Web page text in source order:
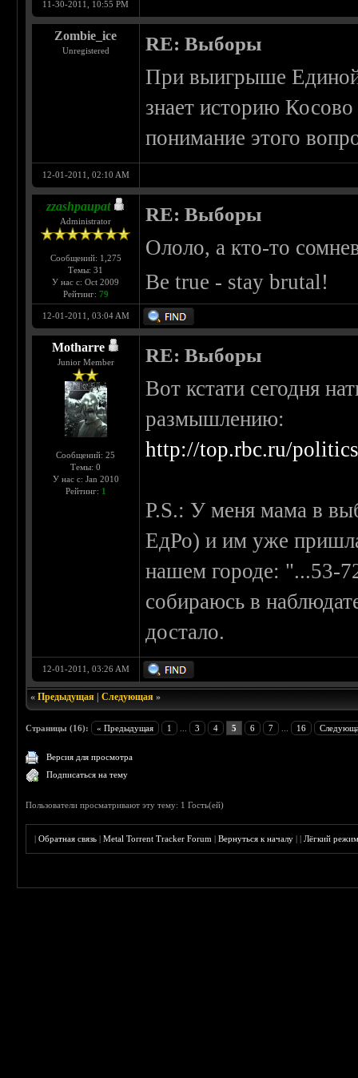
11-30-2011, 10:55 PM
Zombie_ice
Unregistered RE: Выборы
При выигрыше Единой
знает историю
понимание этого
12-01-2011, 02:10 AM
zzashpaupat
Administrator
Сообщений: 1,275
Темы: 31
У нас с: Oct 2009
Рейтинг: 79
RE: Выборы
Ололо, а кто-то
Be true - stay brutal!
12-01-2011, 03:04 AM
Motharre
Junior Member
Сообщений: 25
Темы: 0
У нас с: Jan 2010
Рейтинг: 1
RE: Выборы
Вот кстати сегодня
размышлению:
http://top.rbc.ru/
P.S.: У меня мама в
ЕдРо) и им уже пришла
нашем городе: "...53-
собираюсь в
достало.
12-01-2011, 03:26 AM
«Предыдущая |Следующая »
Страницы (16): « Предыдущая 1 3 4 5 6 7 16
Версия для просмотра
Подписаться на тему
Пользователи просматривают эту тему: 1 Гость(ей)
|Обратная связь |Metal Torrent Tracker Forum |Вернуться к началу ||Лёгкий